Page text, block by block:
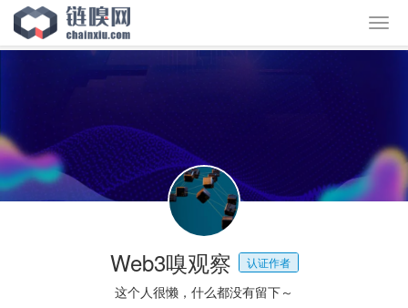
Web3嗅观察 认证作者
这个人很懒，什么都没有留下～